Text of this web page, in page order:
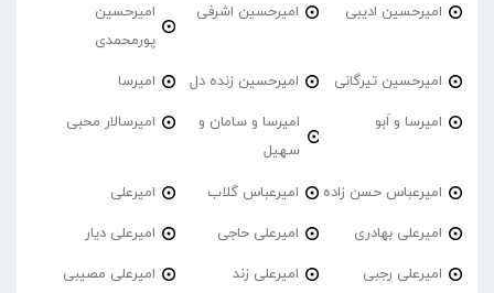
امیرحسین ادیبی امیرحسین اشرفی
امیرحسین
پورمحمدی
امیرحسین تیرگانی امیرحسین زنده دل امیرسا
امیرسا و اَبو
امیرسا و سامان و
سهیل
امیرسالار محبی
امیرعباس حسن زاده امیرعباس گلاب امیرعلی
امیرعلی بهادری امیرعلی حاجی امیرعلی دیار
امیرعلی رجبی امیرعلی زند امیرعلی مصیبی